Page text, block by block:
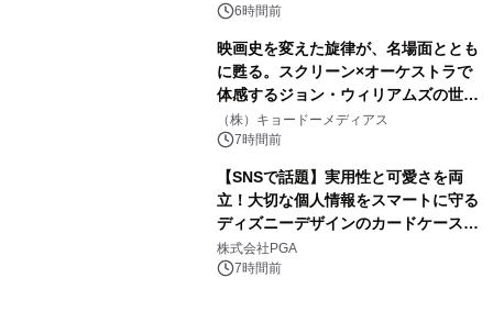
6時間前
映画史を変えた旋律が、名場面ととも
に甦る。スクリーン×オーケストラで
体感するジョン・ウィリアムズの世
界。ジョン・ウィリアムズ：シネマ・
スペクタキュラー・コンサート 開催決
（株）キョードーメディアス
7時間前
【SNSで話題】実用性と可愛さを両
立！大切な個人情報をスマートに守る
ディズニーデザインのカードケースを
株式会社PGAが8月7日発売
株式会社PGA
7時間前